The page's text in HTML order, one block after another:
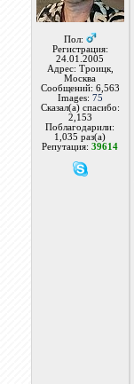
Пол:
Регистрация:
24.01.2005
Адрес: Троицк,
Москва
Сообщений: 6,563
Images: 75
Сказал(а) спасибо:
2,153
Поблагодарили:
1,035 раз(а)
Репутация:39614